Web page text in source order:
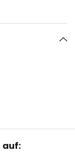
auf: